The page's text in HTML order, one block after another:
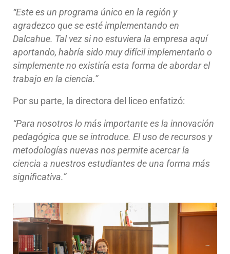
“Este es un programa único en la región y
agradezco que se esté implementando en
Dalcahue. Tal vez si no estuviera la empresa aquí
aportando, habría sido muy difícil implementarlo o
simplemente no existiría esta forma de abordar el
trabajo en la ciencia.”
Por su parte, la directora del liceo enfatizó:
“Para nosotros lo más importante es la innovación
pedagógica que se introduce. El uso de recursos y
metodologías nuevas nos permite acercar la
ciencia a nuestros estudiantes de una forma más
significativa.”